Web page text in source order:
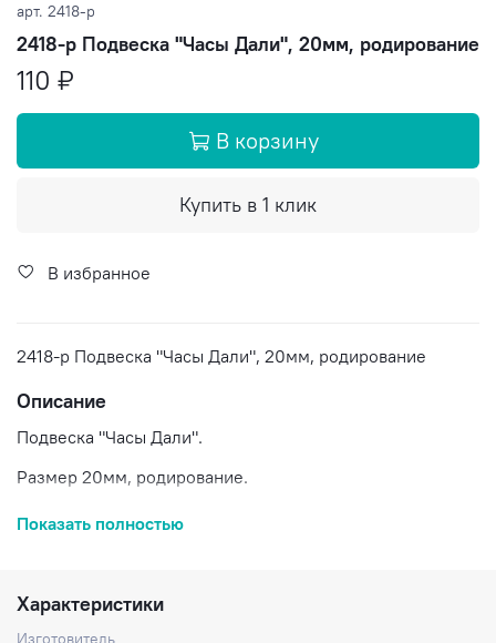
арт. 2418-р
2418-р Подвеска "Часы Дали", 20мм, родирование
110 ₽
В корзину
Купить в 1 клик
В избранное
2418-р Подвеска "Часы Дали", 20мм, родирование
Описание
Подвеска "Часы Дали".
Размер 20мм, родирование.
Цена указана за 1 подвеску.
Показать полностью
Характеристики